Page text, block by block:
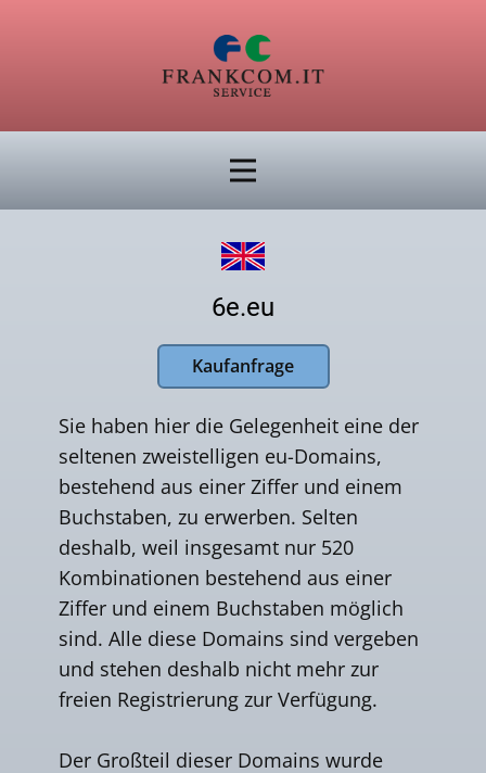
6e.eu
Kaufanfrage
Sie haben hier die Gelegenheit eine der
seltenen zweistelligen eu-Domains,
bestehend aus einer Ziffer und einem
Buchstaben, zu erwerben. Selten
deshalb, weil insgesamt nur 520
Kombinationen bestehend aus einer
Ziffer und einem Buchstaben möglich
sind. Alle diese Domains sind vergeben
und stehen deshalb nicht mehr zur
freien Registrierung zur Verfügung.
Der Großteil dieser Domains wurde